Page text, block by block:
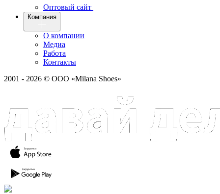
Оптовый сайт
Компания
О компании
Медиа
Работа
Контакты
2001 - 2026 © ООО «Milana Shoes»